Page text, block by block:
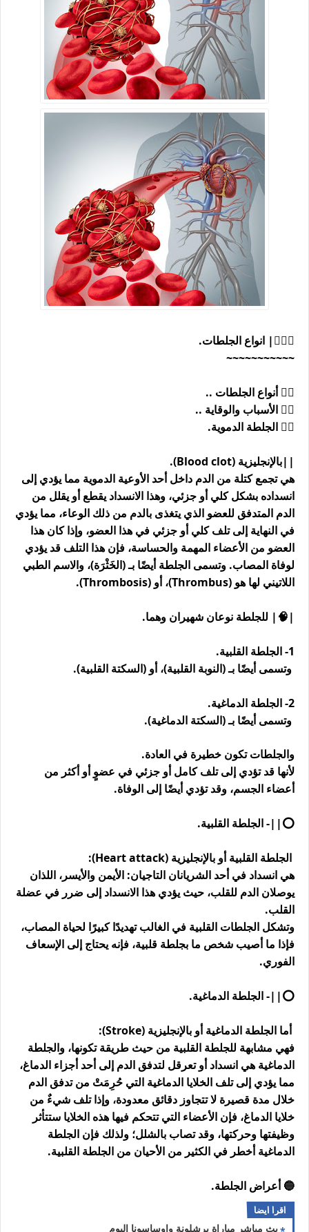
👨🏿‍⚕| انواع الجلطات.
~~~~~~~~~~~
👈🏿 أنواع الجلطات ..
👈🏿 الأسباب والوقاية ..
👈🏿 الجلطة الدموية.
||بالإنجليزية (Blood clot).
هي تجمع كتلة من الدم داخل أحد الأوعية الدموية مما يؤدي إلى
انسداده بشكل كلي أو جزئي، وهذا الانسداد يقطع أو يقلل من
الدم المتدفق للعضو الذي يتغذى بالدم من ذلك الوعاء، مما يؤدي
في النهاية إلى تلف كلي أو جزئي في هذا العضو، وإذا كان هذا
العضو من الأعضاء المهمة والحساسة، فإن هذا التلف قد يؤدي
لوفاة المصاب. وتسمى الجلطة أيضًا بـ (الخَثْرَة)، والاسم الطبي
اللاتيني لها هو (Thrombus)، أو (Thrombosis).
|🧠| للجلطة نوعان شهيران وهما.
1- الجلطة القلبية.
وتسمى أيضًا بـ (النوبة القلبية)، أو (السكتة القلبية).
2- الجلطة الدماغية.
وتسمى أيضًا بـ (السكتة الدماغية).
والجلطات تكون خطيرة في العادة.
لأنها قد تؤدي إلى تلف كامل أو جزئي في عضوٍ أو أكثر من
أعضاء الجسم، وقد تؤدي أيضًا إلى الوفاة.
⭕||- الجلطة القلبية.
الجلطة القلبية أو بالإنجليزية (Heart attack):
هي انسداد في أحد الشريانان التاجيان: الأيمن والأيسر، اللذان
يوصلان الدم للقلب، حيث يؤدي هذا الانسداد إلى ضرر في عضلة
القلب.
وتشكل الجلطات القلبية في الغالب تهديدًا كبيرًا لحياة المصاب،
فإذا ما أصيب شخص ما بجلطة قلبية، فإنه يحتاج إلى الإسعاف
الفوري.
⭕||- الجلطة الدماغية.
أما الجلطة الدماغية أو بالإنجليزية (Stroke):
فهي مشابهة للجلطة القلبية من حيث طريقة تكونها، والجلطة
الدماغية هي انسداد أو تعرقل لتدفق الدم إلى أحد أجزاء الدماغ،
مما يؤدي إلى تلف الخلايا الدماغية التي حُرِمَتْ من تدفق الدم
خلال مدة قصيرة لا تتجاوز دقائق معدودة، وإذا تلف شيءٌ من
خلايا الدماغ، فإن الأعضاء التي تتحكم فيها هذه الخلايا ستتأثر
وظيفتها وحركتها، وقد تصاب بالشلل؛ ولذلك فإن الجلطة
الدماغية أخطر في الكثير من الأحيان من الجلطة القلبية.
🔵 أعراض الجلطة.
اقرا ايضا
بث مباشر مباراة برشلونة واوساسونا اليوم